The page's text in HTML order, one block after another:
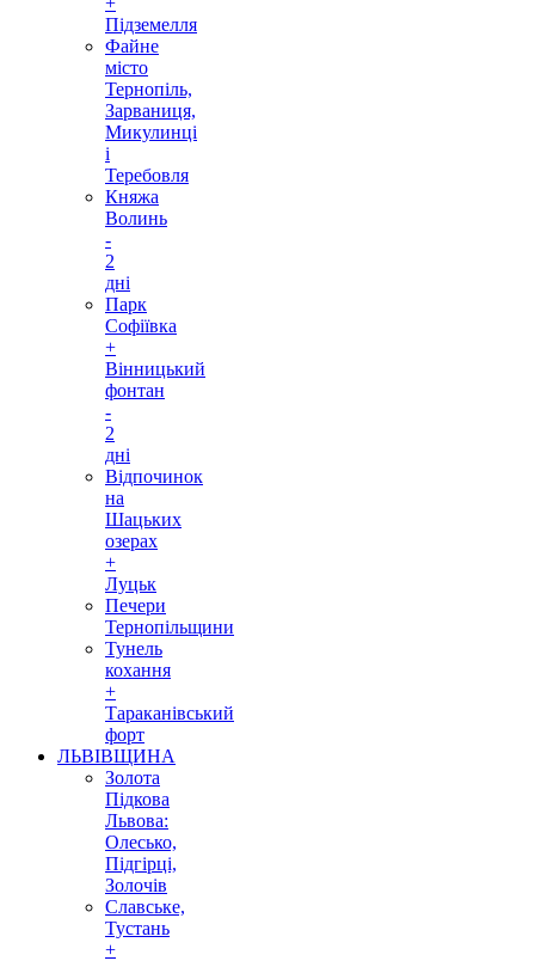
Підземелля
Файне
місто
Тернопіль,
Зарваниця,
Микулинці
і
Теребовля
Княжа
Волинь
-
2
дні
Парк
Софіївка
+
Вінницький
фонтан
-
2
дні
Відпочинок
на
Шацьких
озерах
+
Луцьк
Печери
Тернопільщини
Тунель
кохання
+
Тараканівський
форт
ЛЬВІВЩИНА
Золота
Підкова
Львова:
Олесько,
Підгірці,
Золочів
Славське,
Тустань
+